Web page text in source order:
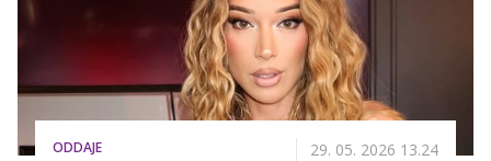
ODDAJE 29. 05. 2026 13.24